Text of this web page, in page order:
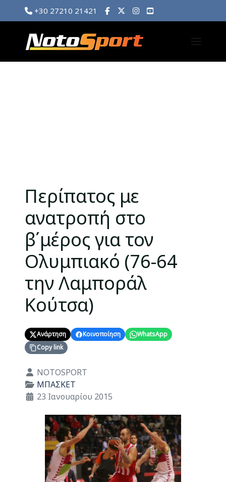
+30 27210 21421
Περίπατος με
ανατροπή στο
β΄μέρος για τον
Ολυμπιακό (76-64
την Λαμποράλ
Κούτσα)
Ανάρτηση Κοινοποίηση
WhatsApp
Copy link
Λεπτομέρειες
NOTOSPORT
ΜΠΑΣΚΕΤ
23 Ιανουαρίου 2015